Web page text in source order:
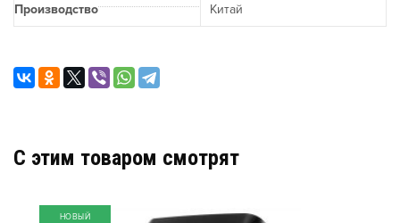
Производство Китай
C этим товаром смотрят
НОВЫЙ